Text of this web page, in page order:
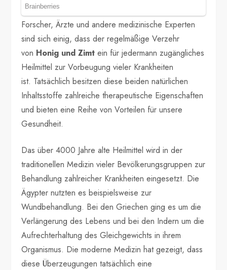
Forscher, Ärzte und andere medizinische Experten
sind sich einig, dass der regelmäßige Verzehr
von Honig und Zimt ein für jedermann zugängliches
Heilmittel zur Vorbeugung vieler Krankheiten
ist. Tatsächlich besitzen diese beiden natürlichen
Inhaltsstoffe zahlreiche therapeutische Eigenschaften
und bieten eine Reihe von Vorteilen für unsere
Gesundheit.
Das über 4000 Jahre alte Heilmittel wird in der
traditionellen Medizin vieler Bevölkerungsgruppen zur
Behandlung zahlreicher Krankheiten eingesetzt. Die
Ägypter nutzten es beispielsweise zur
Wundbehandlung. Bei den Griechen ging es um die
Verlängerung des Lebens und bei den Indern um die
Aufrechterhaltung des Gleichgewichts in ihrem
Organismus. Die moderne Medizin hat gezeigt, dass
diese Überzeugungen tatsächlich eine